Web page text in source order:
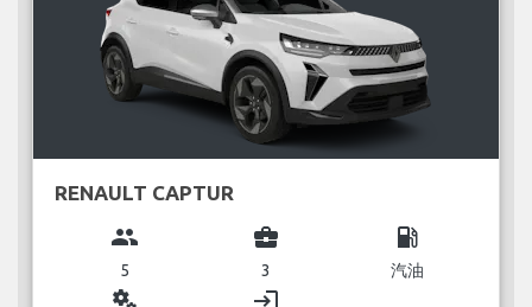
RENAULT CAPTUR
group
5
business_center
3
local_gas_station
汽油
miscellaneous_services login